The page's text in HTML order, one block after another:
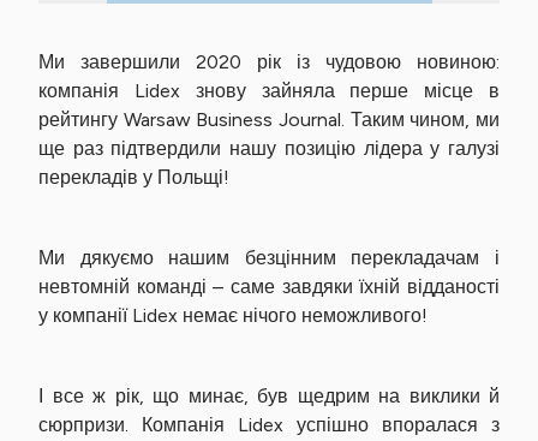
Ми завершили 2020 рік із чудовою новиною:
компанія Lidex знову зайняла перше місце в
рейтингу Warsaw Business Journal. Таким чином, ми
ще раз підтвердили нашу позицію лідера у галузі
перекладів у Польщі!
Ми дякуємо нашим безцінним перекладачам і
невтомній команді – саме завдяки їхній відданості
у компанії Lidex немає нічого неможливого!
І все ж рік, що минає, був щедрим на виклики й
сюрпризи. Компанія Lidex успішно впоралася з